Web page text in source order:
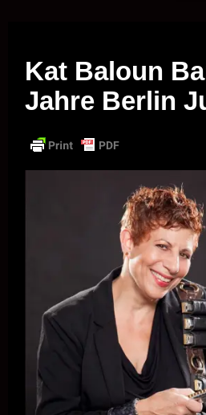
Kat Baloun
Jahre Berlin